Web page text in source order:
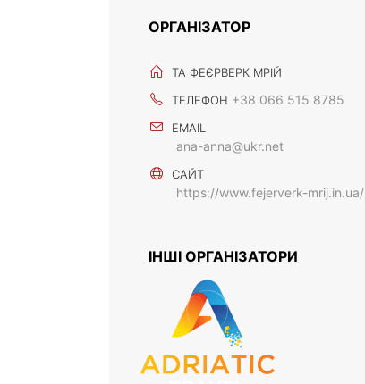
ОРГАНІЗАТОР
ТА ФЕЄРВЕРК МРІЙ
ТЕЛЕФОН +38 066 515 8785
EMAIL
ana-anna@ukr.net
САЙТ
https://www.fejerverk-mrij.in.ua/
ІНШІ ОРГАНІЗАТОРИ